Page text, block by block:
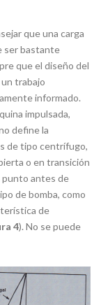
que una carga
ser bastante
que el diseño del
trabajo
informado.
impulsada,
define la
de tipo centrífugo,
o en transición
punto antes de
de bomba, como
de
4). No se puede